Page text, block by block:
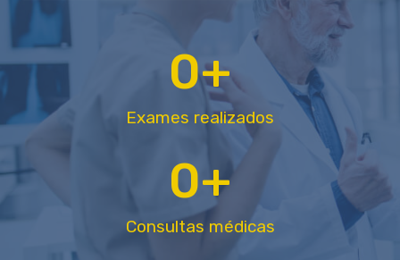
0+
Exames realizados
0+
Consultas médicas